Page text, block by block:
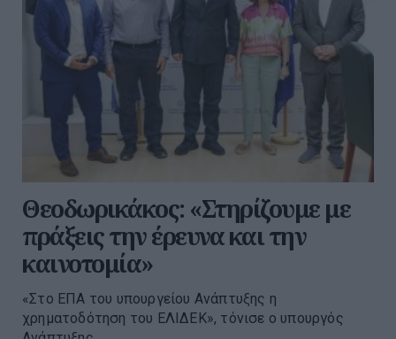
Θεοδωρικάκος: «Στηρίζουμε με
πράξεις την έρευνα και την
καινοτομία»
«Στο ΕΠΑ του υπουργείου Ανάπτυξης η
χρηματοδότηση του ΕΛΙΔΕΚ», τόνισε ο υπουργός